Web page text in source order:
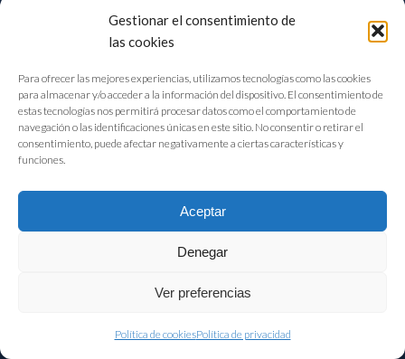
Gestionar el consentimiento de
las cookies
Para ofrecer las mejores experiencias, utilizamos tecnologías como las cookies
para almacenar y/o acceder a la información del dispositivo. El consentimiento de
estas tecnologías nos permitirá procesar datos como el comportamiento de
navegación o las identificaciones únicas en este sitio. No consentir o retirar el
consentimiento, puede afectar negativamente a ciertas características y
funciones.
Aceptar
Denegar
Ver preferencias
Política de cookiesPolítica de privacidad
CONTACTO
DIRECCIÓN
Velázquez, 64 – 3ª Planta 28001 | Madrid